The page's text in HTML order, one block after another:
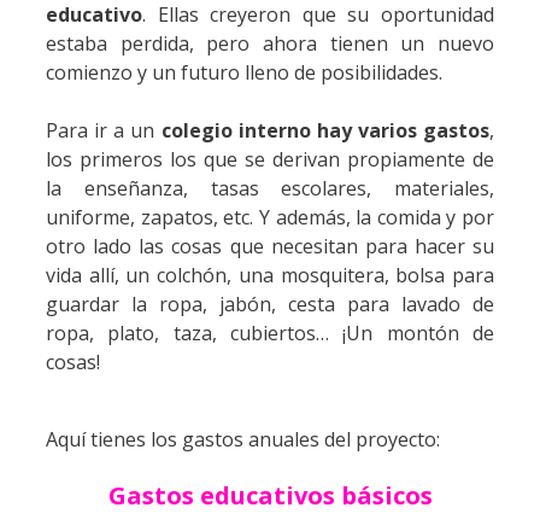
educativo. Ellas creyeron que su oportunidad
estaba perdida, pero ahora tienen un nuevo
comienzo y un futuro lleno de posibilidades.
Para ir a un colegio interno hay varios gastos,
los primeros los que se derivan propiamente de
la enseñanza, tasas escolares, materiales,
uniforme, zapatos, etc. Y además, la comida y por
otro lado las cosas que necesitan para hacer su
vida allí, un colchón, una mosquitera, bolsa para
guardar la ropa, jabón, cesta para lavado de
ropa, plato, taza, cubiertos… ¡Un montón de
cosas!
Aquí tienes los gastos anuales del proyecto:
Gastos educativos básicos